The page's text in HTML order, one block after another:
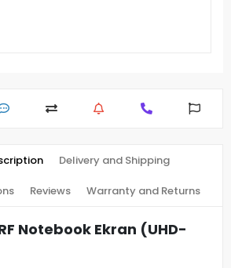
Delivery and Shipping
Reviews Warranty and Returns
Notebook Ekran (UHD-